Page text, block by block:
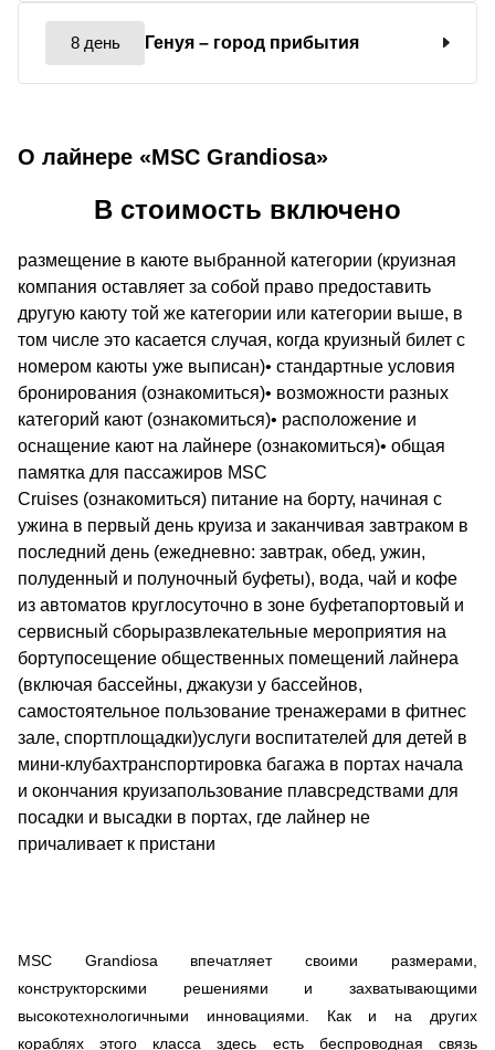
8 день Генуя – город прибытия
О лайнере «MSC Grandiosa»
MSC Grandiosa впечатляет своими размерами,
конструкторскими решениями и захватывающими
высокотехнологичными инновациями. Как и на других
кораблях этого класса здесь есть беспроводная связь
В стоимость включено
размещение в каюте выбранной категории (круизная
компания оставляет за собой право предоставить
другую каюту той же категории или категории выше, в
том числе это касается случая, когда круизный билет с
номером каюты уже выписан)• стандартные условия
бронирования (ознакомиться)• возможности разных
категорий кают (ознакомиться)• расположение и
оснащение кают на лайнере (ознакомиться)• общая
памятка для пассажиров MSC
Cruises (ознакомиться) питание на борту, начиная с
ужина в первый день круиза и заканчивая завтраком в
последний день (ежедневно: завтрак, обед, ужин,
полуденный и полуночный буфеты), вода, чай и кофе
из автоматов круглосуточно в зоне буфетапортовый и
сервисный сборыразвлекательные мероприятия на
бортупосещение общественных помещений лайнера
(включая бассейны, джакузи у бассейнов,
самостоятельное пользование тренажерами в фитнес
зале, спортплощадки)услуги воспитателей для детей в
мини-клубахтранспортировка багажа в портах начала
и окончания круизапользование плавсредствами для
посадки и высадки в портах, где лайнер не
причаливает к пристани